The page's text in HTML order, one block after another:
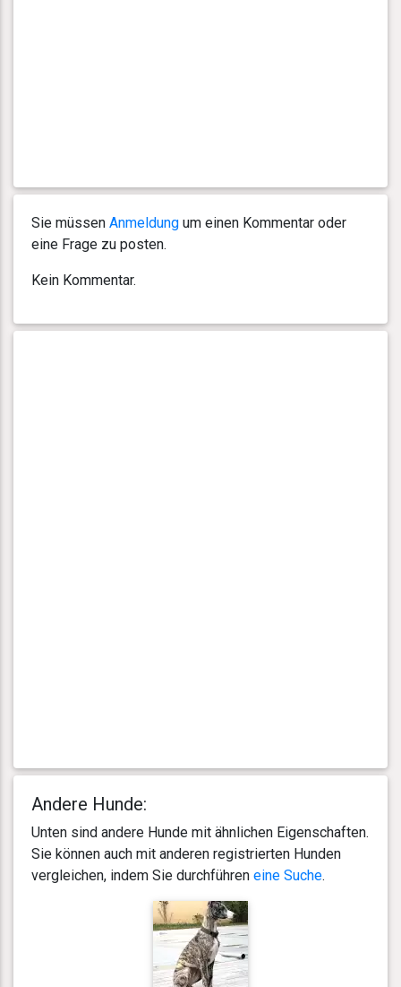
Sie müssen Anmeldung um einen Kommentar oder
eine Frage zu posten.
Kein Kommentar.
Andere Hunde:
Unten sind andere Hunde mit ähnlichen Eigenschaften.
Sie können auch mit anderen registrierten Hunden
vergleichen, indem Sie durchführen eine Suche.